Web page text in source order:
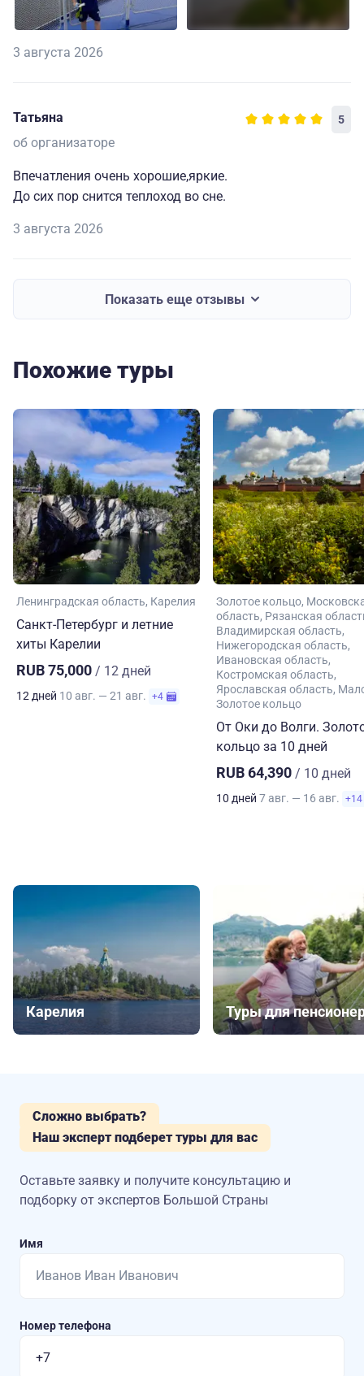
3 августа 2026
Татьяна 5
об организаторе
Впечатления очень хорошие,яркие.
До сих пор снится теплоход во сне.
3 августа 2026
Показать еще отзывы
Похожие туры
Ленинградская область Карелия
Санкт-Петербург и летние
хиты Карелии
RUB 75,000 / 12 дней
12 дней 10 авг. — 21 авг. +4
Золотое кольцо
область Рязанская
Владимирская область
Нижегородская область
Ивановская область
Костромская область
Ярославская область
Золотое кольцо
От Оки до Волги.
кольцо за 10 дней
RUB 64,390 / 10 дней
10 дней 7 авг. — 16 авг. +14
Карелия Туры для
Сложно выбрать?
Наш эксперт подберет туры для вас
Оставьте заявку и получите консультацию и
подборку от экспертов Большой Страны
Имя
Номер телефона